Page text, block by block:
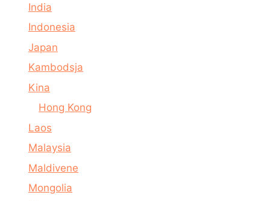
India
Indonesia
Japan
Kambodsja
Kina
Hong Kong
Laos
Malaysia
Maldivene
Mongolia